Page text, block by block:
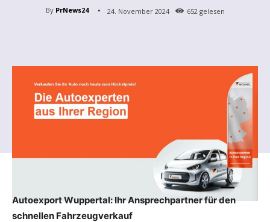
By PrNews24 24. November 2024 652 gelesen
Autoexport Wuppertal: Ihr Ansprechpartner für den
schnellen Fahrzeugverkauf